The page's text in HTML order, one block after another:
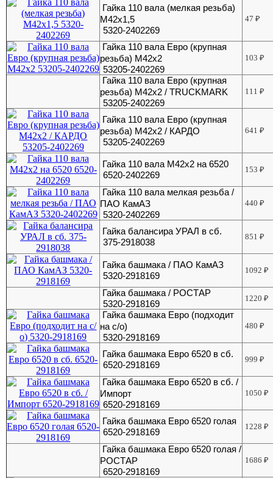
Гайка 110 вала (мелкая резьба)
М42х1,5
5320-2402269
47₽
Гайка 110 вала Евро (крупная
резьба) М42х2
53205-2402269
103₽
Гайка 110 вала Евро (крупная
резьба) М42х2 / TRUCKMARK
53205-2402269
111₽
Гайка 110 вала Евро (крупная
резьба) М42х2 / КАРДО
53205-2402269
641₽
Гайка 110 вала М42х2 на 6520
6520-2402269
153₽
Гайка 110 вала мелкая резьба /
ПАО КамАЗ
5320-2402269
440₽
Гайка балансира УРАЛ в сб.
375-2918038
851₽
Гайка башмака / ПАО КамАЗ
5320-2918169
1092₽
Гайка башмака / РОСТАР
5320-2918169
1220₽
Гайка башмака Евро (подходит
на с/о)
5320-2918169
480₽
Гайка башмака Евро 6520 в сб.
6520-2918169
999₽
Гайка башмака Евро 6520 в сб. /
Импорт
6520-2918169
1050₽
Гайка башмака Евро 6520 голая
6520-2918169
1228₽
Гайка башмака Евро 6520 голая /
РОСТАР
6520-2918169
1686₽